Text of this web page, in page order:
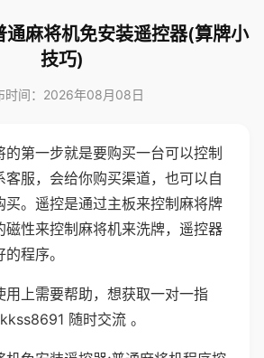
通麻将机免安装遥控器(算牌小
技巧)
时间：2026年08月08日
的第一步就是要购买一台可以控制
客服，会给你购买渠道，也可以自
买。遥控是通过主板来控制麻将牌
磁性来控制麻将机来洗牌，遥控器
程序。
用上需要帮助，想获取一对一指
随时交流 。